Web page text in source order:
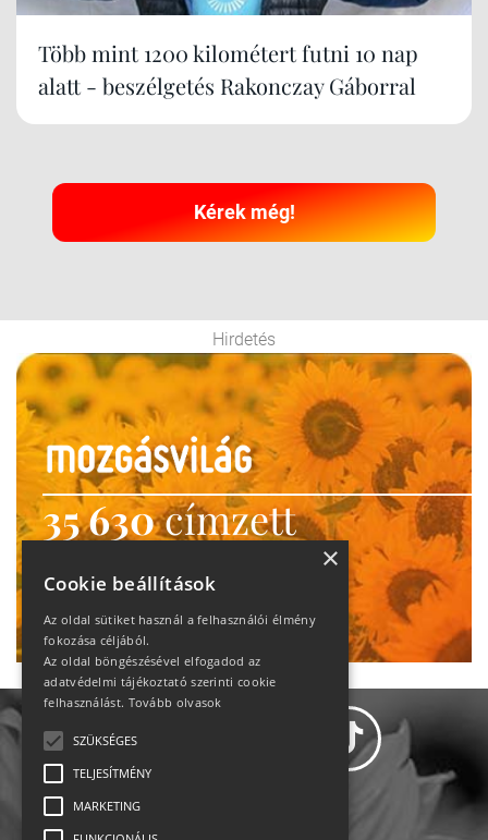
Több mint 1200 kilométert futni 10 nap
alatt - beszélgetés Rakonczay Gáborral
Kérek még!
Hirdetés
35 630címzett
heti motiváció
Ne maradj le!
×
Cookie beállítások
Az oldal sütiket használ a felhasználói élmény
fokozása céljából.
Az oldal böngészésével elfogadod az
adatvédelmi tájékoztató szerinti cookie
felhasználást. Tovább olvasok
SZÜKSÉGES
TELJESÍTMÉNY
MARKETING